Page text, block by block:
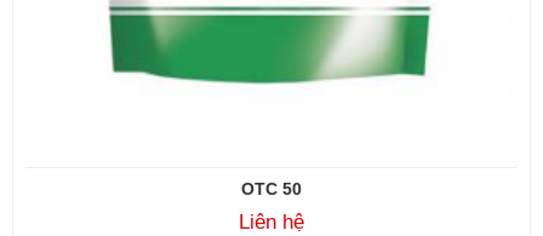
OTC 50
Liên hệ